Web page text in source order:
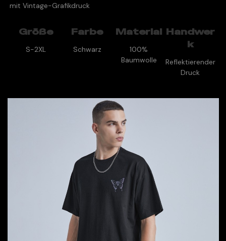
mit Vintage-Grafikdruck
Größe
S-2XL
Farbe
Schwarz
Material
100%
Baumwolle
Handwer
k
Reflektierender
Druck